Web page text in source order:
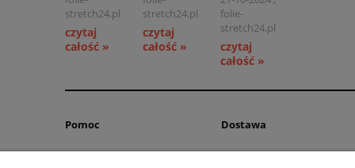
stretch24.pl
czytaj
całość »
stretch24.pl
czytaj
całość »
folie-
stretch24.pl
czytaj
całość »
Pomoc
Jak kupować
Dostawa
Dostępność produktów